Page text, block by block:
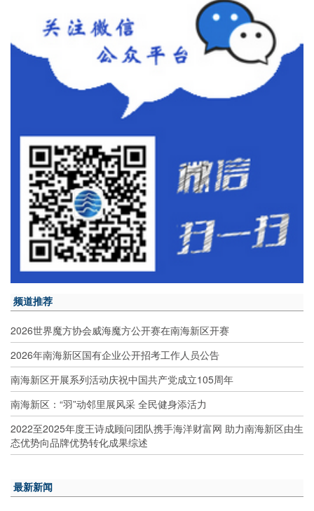
频道推荐
2026世界魔方协会威海魔方公开赛在南海新区开赛
2026年南海新区国有企业公开招考工作人员公告
南海新区开展系列活动庆祝中国共产党成立105周年
南海新区：“羽”动邻里展风采 全民健身添活力
2022至2025年度王诗成顾问团队携手海洋财富网 助力南海新区由生
态优势向品牌优势转化成果综述
最新新闻